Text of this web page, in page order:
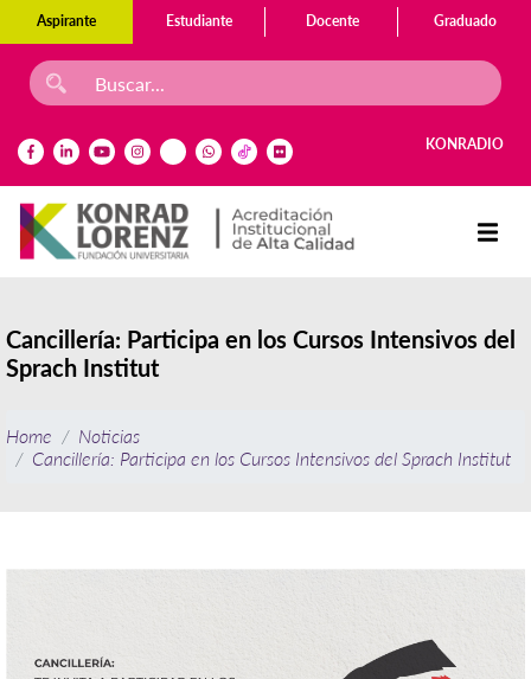
Aspirante Estudiante Docente Graduado
KONRADIO
Cancillería: Participa en los Cursos Intensivos del
Sprach Institut
Home
Noticias
Cancillería: Participa en los Cursos Intensivos del Sprach Institut